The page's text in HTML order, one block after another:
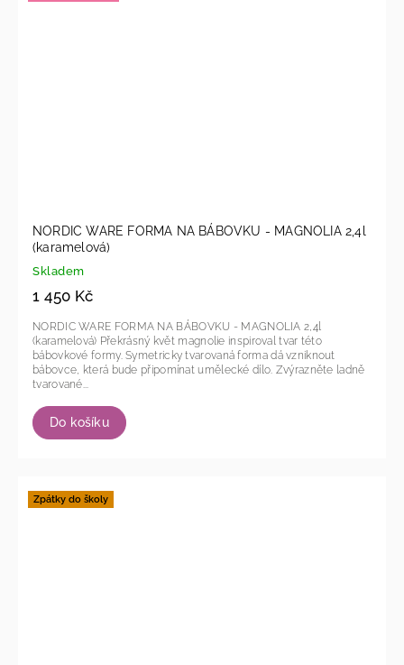
NORDIC WARE FORMA NA BÁBOVKU - MAGNOLIA 2,4l
(karamelová)
Skladem
1 450 Kč
Do košíku
NORDIC WARE FORMA NA BÁBOVKU - MAGNOLIA 2,4l
(karamelová) Překrásný květ magnolie inspiroval tvar této
bábovkové formy. Symetricky tvarovaná forma dá vzniknout
bábovce, která bude připomínat umělecké dílo. Zvýrazněte ladně
tvarované...
Zpátky do školy